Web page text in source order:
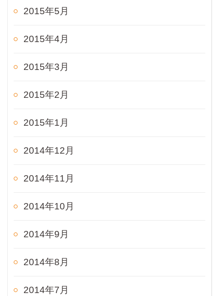
2015年5月
2015年4月
2015年3月
2015年2月
2015年1月
2014年12月
2014年11月
2014年10月
2014年9月
2014年8月
2014年7月